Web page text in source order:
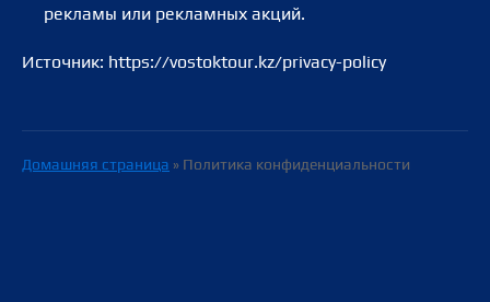
рекламы или рекламных акций.
Источник: https://vostoktour.kz/privacy-policy
Домашняя страница » Политика конфиденциальности